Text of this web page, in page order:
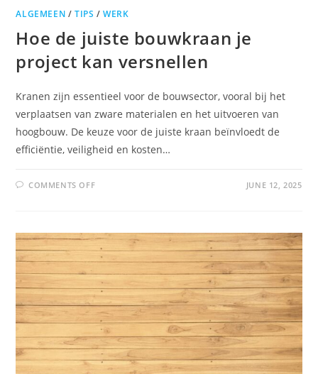
ALGEMEEN /TIPS /WERK
Hoe de juiste bouwkraan je
project kan versnellen
Kranen zijn essentieel voor de bouwsector, vooral bij het
verplaatsen van zware materialen en het uitvoeren van
hoogbouw. De keuze voor de juiste kraan beïnvloedt de
efficiëntie, veiligheid en kosten…
COMMENTS OFF JUNE 12, 2025